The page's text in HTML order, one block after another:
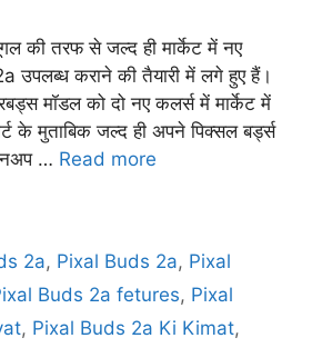
की तरफ से जल्द ही मार्केट में नए
उपलब्ध कराने की तैयारी में लगे हुए हैं।
मॉडल को दो नए कलर्स में मार्केट में
के मुताबिक जल्द ही अपने पिक्सल बर्ड्स
… Read more
2a, Pixal Buds 2a, Pixal
Buds 2a fetures, Pixal
, Pixal Buds 2a Ki Kimat,